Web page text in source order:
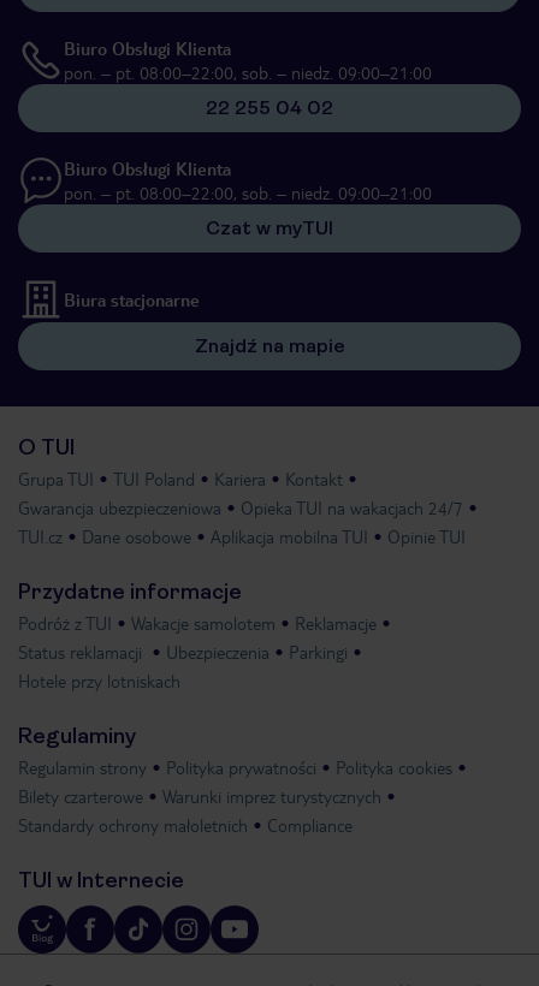
Biuro Obsługi Klienta
pon. – pt. 08:00–22:00, sob. – niedz. 09:00–21:00
22 255 04 02
Biuro Obsługi Klienta
pon. – pt. 08:00–22:00, sob. – niedz. 09:00–21:00
Czat w myTUI
Biura stacjonarne
Znajdź na mapie
O TUI
Grupa TUI TUI Poland Kariera
Kontakt
Gwarancja ubezpieczeniowa
Opieka TUI na wakacjach 24/7
TUI.cz
Dane osobowe Aplikacja mobilna TUI Opinie TUI
Przydatne informacje
Podróż z TUI Wakacje samolotem
Reklamacje
Status reklamacji
Ubezpieczenia
Parkingi
Hotele przy lotniskach
Regulaminy
Regulamin strony Polityka prywatności
Polityka cookies
Bilety czarterowe
Warunki imprez turystycznych
Standardy ochrony małoletnich
Compliance
TUI w Internecie